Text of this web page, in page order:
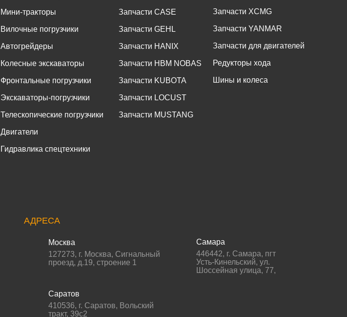
Мини-тракторы
Вилочные погрузчики
Автогрейдеры
Колесные экскаваторы
Фронтальные погрузчики
Экскаваторы-погрузчики
Телескопические погрузчики
Двигатели
Гидравлика спецтехники
Запчасти CASE
Запчасти GEHL
Запчасти HANIX
Запчасти HBM NOBAS
Запчасти KUBOTA
Запчасти LOCUST
Запчасти MUSTANG
Запчасти XCMG
Запчасти YANMAR
Запчасти для двигателей
Редукторы хода
Шины и колеса
АДРЕСА
Москва
127273, г. Москва, Сигнальный
проезд, д.19, строение 1
Саратов
410536, г. Саратов, Вольский
тракт, 39с2
Самара
446442, г. Самара, пгт
Усть-Кинельский, ул.
Шоссейная улица, 77,